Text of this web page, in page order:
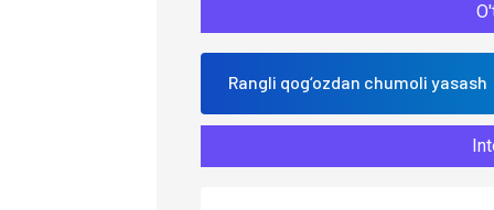
Rangli qog‘ozdan chumoli yasash